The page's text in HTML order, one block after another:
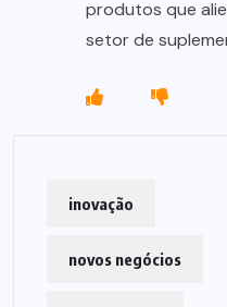
produtos que
setor de
inovação
novos negócios